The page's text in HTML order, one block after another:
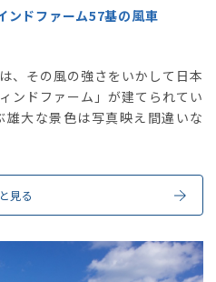
ンドファーム57基の風車
、その風の強さをいかして日本
ンドファーム」が建てられてい
大な景色は写真映え間違いな
見る